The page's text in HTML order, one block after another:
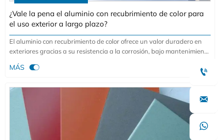
¿Vale la pena el aluminio con recubrimiento de color para
el uso exterior a largo plazo?
El aluminio con recubrimiento de color ofrece un valor duradero en
exteriores gracias a su resistencia a la corrosión, bajo mantenimiento
exteriores duraderos.
MÁS  

